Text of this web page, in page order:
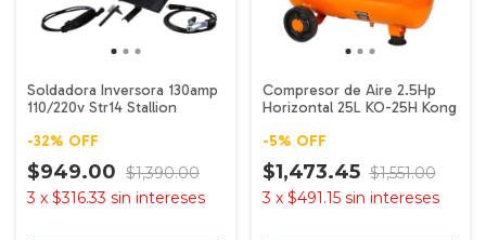
Soldadora Inversora 130amp
110/220v Str14 Stallion
-32% OFF
$949.00 $1,390.00
3 x $316.33 sin intereses
Compresor de Aire 2.5Hp
Horizontal 25L KO-25H Kong
-5% OFF
$1,473.45 $1,551.00
3 x $491.15 sin intereses